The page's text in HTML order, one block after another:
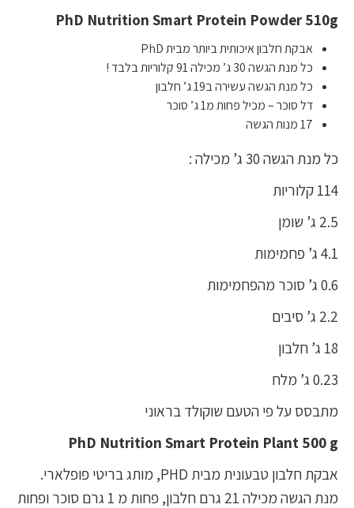
PhD Nutrition Smart Protein Powder 510g
אבקת חלבון איכותית ביותר מבית PhD
כל מנת הגשה 30 ג’ מכילה 91 קלוריות בלבד !
כל מנת הגשה עשירה ב19 ג’ חלבון
דל סוכר – מכיל פחות מ1 ג’ סוכר
17 מנות הגשה
כל מנת הגשה 30 ג’ מכילה :
114 קלוריות
2.5 ג’ שומן
4.1 ג’ פחמימות
0.6 ג’ סוכר מהפחמימות
2.2 ג’ סיבים
18 ג’ חלבון
0.23 ג’ מלח
מתבסס על פי הטעם שוקולד בראוני
PhD Nutrition Smart Protein Plant 500 g
אבקת חלבון טבעונית מבית PHD, מותג בריטי פופלארי.
מנת הגשה מכילה 21 גרם חלבון, פחות מ 1 גרם סוכר ופחות